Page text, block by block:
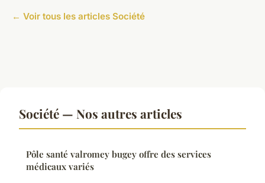
← Voir tous les articles Société
Société — Nos autres articles
Pôle santé valromey bugey offre des services
médicaux variés